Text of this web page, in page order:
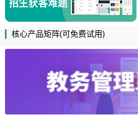
核心产品矩阵(可免费试用)